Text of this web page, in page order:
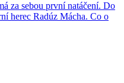
za sebou první natáčení. Do
herec Radúz Mácha. Co o